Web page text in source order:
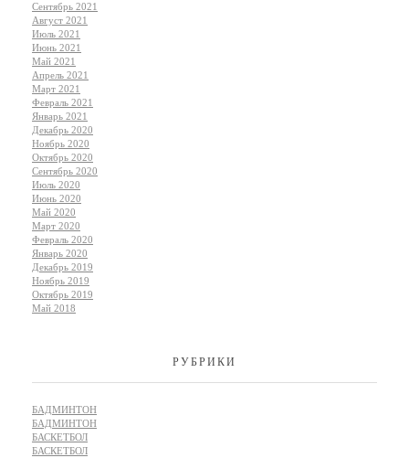
Сентябрь 2021
Август 2021
Июль 2021
Июнь 2021
Май 2021
Апрель 2021
Март 2021
Февраль 2021
Январь 2021
Декабрь 2020
Ноябрь 2020
Октябрь 2020
Сентябрь 2020
Июль 2020
Июнь 2020
Май 2020
Март 2020
Февраль 2020
Январь 2020
Декабрь 2019
Ноябрь 2019
Октябрь 2019
Май 2018
РУБРИКИ
БАДМИНТОН
БАДМИНТОН
БАСКЕТБОЛ
БАСКЕТБОЛ